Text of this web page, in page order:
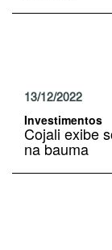
13/12/2022
Investimentos
Cojali exibe
na bauma